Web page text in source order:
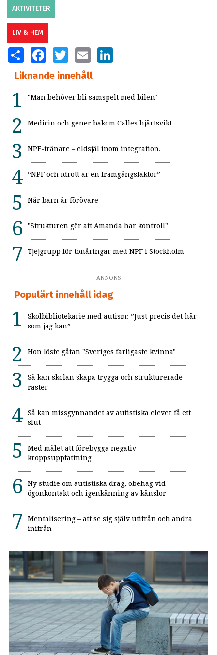
AKTIVITETER
LIV & HEM
SHARE FACEBOOKTWITTER EMAIL
Liknande innehåll
"Man behöver bli samspelt med bilen"
Medicin och gener bakom Calles hjärtsvikt
NPF-tränare – eldsjäl inom integration.
“NPF och idrott är en framgångsfaktor”
När barn är förövare
"Strukturen gör att Amanda har kontroll"
Tjejgrupp för tonåringar med NPF i Stockholm
ANNONS
Populärt innehåll idag
Skolbibliotekarie med autism: ”Just precis det här
som jag kan”
Hon löste gåtan "Sveriges farligaste kvinna"
Så kan skolan skapa trygga och strukturerade
raster
Så kan missgynnandet av autistiska elever få ett
slut
Med målet att förebygga negativ
kroppsuppfattning
Ny studie om autistiska drag, obehag vid
ögonkontakt och igenkänning av känslor
Mentalisering – att se sig själv utifrån och andra
inifrån